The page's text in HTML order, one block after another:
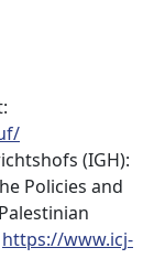
(IGH):
Policies and
https://www.icj-